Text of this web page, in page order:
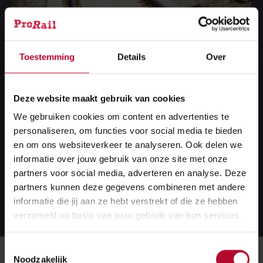
Toestemming Details Over
Deze website maakt gebruik van cookies
We gebruiken cookies om content en advertenties te
personaliseren, om functies voor social media te bieden
en om ons websiteverkeer te analyseren. Ook delen we
informatie over jouw gebruik van onze site met onze
partners voor social media, adverteren en analyse. Deze
partners kunnen deze gegevens combineren met andere
informatie die jij aan ze hebt verstrekt of die ze hebben
verzameld op basis van jouw gebruik van hun services.
Noodzakelijk
We verbeteren het emplacement Leeuwarden. Dit
doen we onder andere door het vernieuwen en het
breiden we uit. Verder bouwen we service- en
opstelsporen en verbeteren de drainage en
watervoorziening.
Lees meer over dit project
Lees
over
We werken in 2024 vaker en langer aan het spoor dan